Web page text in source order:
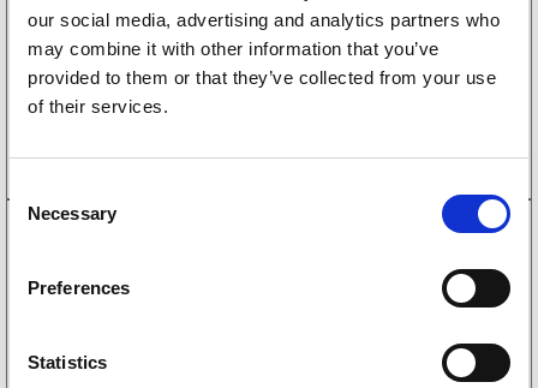
our social media, advertising and analytics partners who
may combine it with other information that you’ve
provided to them or that they’ve collected from your use
of their services.
Necessary
Preferences
Statistics
Delgjenget sekskantskrue M12X110 Pakke med
2xLåsmutter og 4xFlat skive
130 kr (104kr eks. mva)
2xLåsmutter og 4xFlat skive